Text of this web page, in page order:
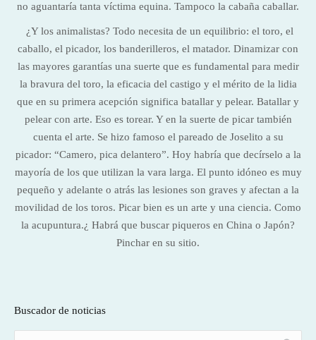
no aguantaría tanta víctima equina. Tampoco la cabaña caballar.
¿Y los animalistas? Todo necesita de un equilibrio: el toro, el
caballo, el picador, los banderilleros, el matador. Dinamizar con
las mayores garantías una suerte que es fundamental para medir
la bravura del toro, la eficacia del castigo y el mérito de la lidia
que en su primera acepción significa batallar y pelear. Batallar y
pelear con arte. Eso es torear. Y en la suerte de picar también
cuenta el arte. Se hizo famoso el pareado de Joselito a su
picador: “Camero, pica delantero”. Hoy habría que decírselo a la
mayoría de los que utilizan la vara larga. El punto idóneo es muy
pequeño y adelante o atrás las lesiones son graves y afectan a la
movilidad de los toros. Picar bien es un arte y una ciencia. Como
la acupuntura.¿ Habrá que buscar piqueros en China o Japón?
Pinchar en su sitio.
Buscador de noticias